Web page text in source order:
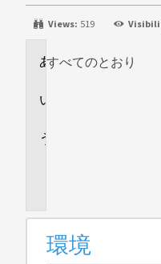
Views: 519
環
すべてのとおり
環境